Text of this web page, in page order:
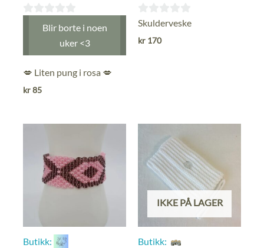
Blir borte i noen
uker <3
💋 Liten pung i rosa 💋
kr85
0
ut
Skulderveske
kr 170
Butikk:
IKKE PÅ LAGER
Butikk: